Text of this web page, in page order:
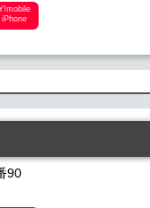
iPhone
90